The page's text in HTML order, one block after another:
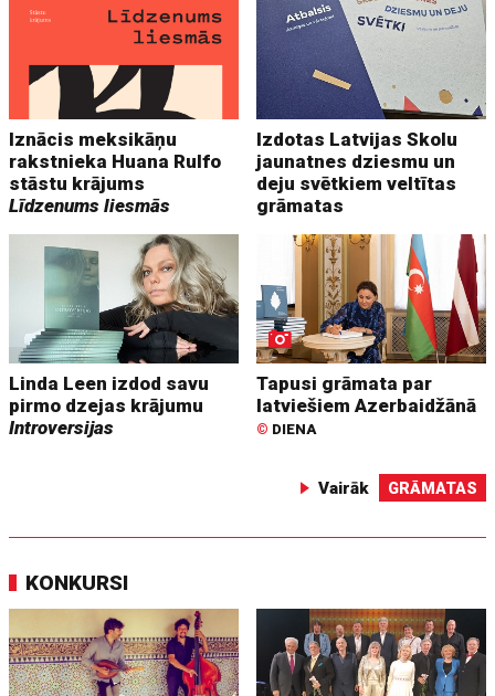
Iznācis meksikāņu
rakstnieka Huana Rulfo
stāstu krājums
Līdzenums liesmās
Izdotas Latvijas Skolu
jaunatnes dziesmu un
deju svētkiem veltītas
grāmatas
Linda Leen izdod savu
pirmo dzejas krājumu
Introversijas
Tapusi grāmata par
latviešiem Azerbaidžānā
© DIENA
Vairāk GRĀMATAS
KONKURSI